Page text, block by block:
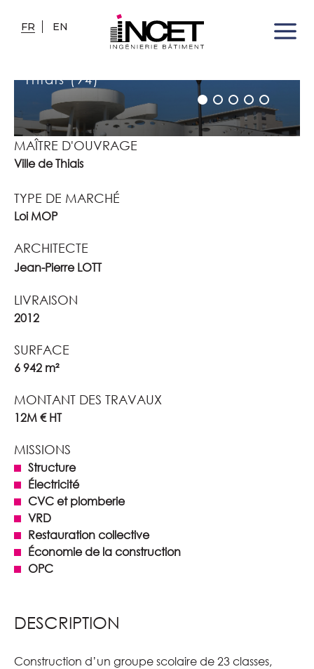
FR EN
GROUPE SCOLAIRE ROMAIN
Thiais (94)
MAÎTRE D'OUVRAGE
Ville de Thiais
TYPE DE MARCHÉ
Loi MOP
ARCHITECTE
Jean-Pierre LOTT
LIVRAISON
2012
SURFACE
6 942 m²
MONTANT DES TRAVAUX
12M € HT
MISSIONS
Structure
Électricité
CVC et plomberie
VRD
Restauration collective
Économie de la construction
OPC
DESCRIPTION
Construction d’un groupe scolaire de 23 classes,